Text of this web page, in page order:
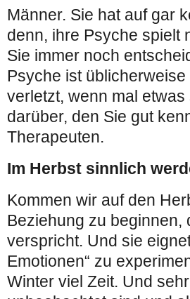
Männer. Sie hat auf gar
denn, ihre Psyche spielt
Sie immer noch
Psyche ist üblicherweise
verletzt, wenn mal
darüber, den Sie gut
Therapeuten.
Im Herbst sinnlich
Kommen wir auf den
Beziehung zu beginnen,
verspricht. Und sie
Emotionen“ zu
Winter viel Zeit. Und